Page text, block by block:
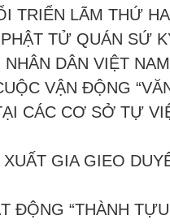
TRIỂN LÃM THỨ
TỬ QUÁN SỨ
DÂN VIỆT NAM
VẬN ĐỘNG
CÁC CƠ SỞ TỰ
GIA GIEO
ĐỘNG “THÀNH